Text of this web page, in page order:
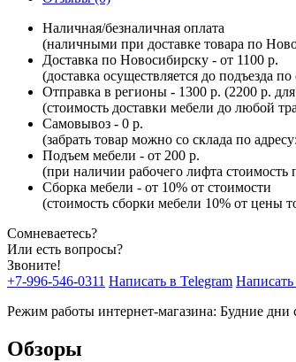
Наличная/безналичная оплата
(наличными при доставке товара по
Доставка по Новосибирску - от 1100 р.
(доставка осуществляется до подъезда
Отправка в регионы - 1300 р. (2200 р.
(стоимость доставки мебели до любой
Самовывоз - 0 р.
(забрать товар можно со склада по
Подъем мебели - от 200 р.
(при наличии рабочего лифта стоимость
Сборка мебели - от 10% от стоимости
(стоимость сборки мебели 10% от цены
Сомневаетесь?
Или есть вопросы?
Звоните!
+7-996-546-0311 Написать в Telegram
Режим работы интернет-магазина: Будние дни
Обзоры